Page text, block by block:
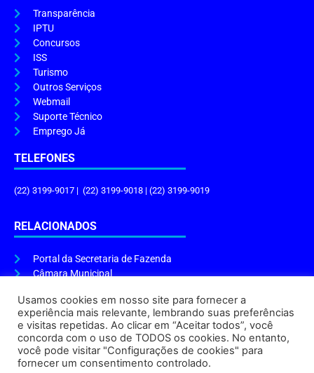
Transparência
IPTU
Concursos
ISS
Turismo
Outros Serviços
Webmail
Suporte Técnico
Emprego Já
TELEFONES
(22) 3199-9017 | (22) 3199-9018 | (22) 3199-9019
RELACIONADOS
Portal da Secretaria de Fazenda
Câmara Municipal
ENDEREÇO E HORÁRIO
Endereço:Praça Tiradentes, s/n – Centro, Cabo Frio – RJ, 28906-290
Atendimento do Protocolo Geral da Prefeitura:9h às 16h
Usamos cookies em nosso site para fornecer a
experiência mais relevante, lembrando suas preferências
e visitas repetidas. Ao clicar em “Aceitar todos”, você
concorda com o uso de TODOS os cookies. No entanto,
você pode visitar "Configurações de cookies" para
fornecer um consentimento controlado.